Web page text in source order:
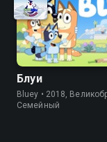
Блуи
Bluey • 2018,
Cемейный